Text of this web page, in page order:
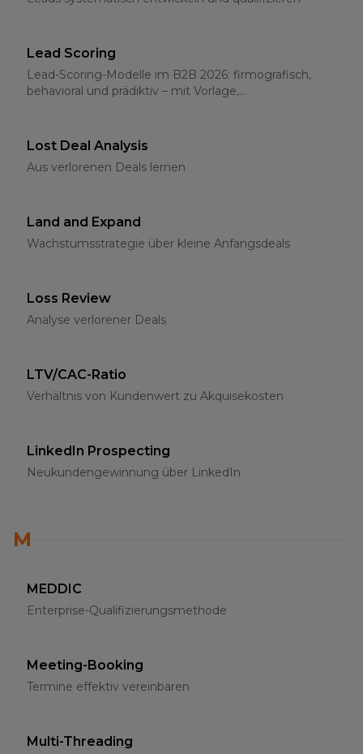
Lead Scoring
Lead-Scoring-Modelle im B2B 2026: firmografisch,
behavioral und prädiktiv – mit Vorlage,
Lost Deal Analysis
Aus verlorenen Deals lernen
Land and Expand
Wachstumsstrategie über kleine Anfangsdeals
Loss Review
Analyse verlorener Deals
LTV/CAC-Ratio
Verhältnis von Kundenwert zu Akquisekosten
LinkedIn Prospecting
Neukundengewinnung über LinkedIn
M
MEDDIC
Enterprise-Qualifizierungsmethode
Meeting-Booking
Termine effektiv vereinbaren
Multi-Threading